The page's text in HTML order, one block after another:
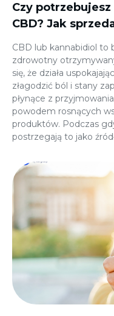
Czy
CBD? Jak
CBD lub kannabidiol to
zdrowotny
się, że działa
złagodzić ból i stany
płynące z
powodem rosnących
produktów. Podczas
postrzegają to jako